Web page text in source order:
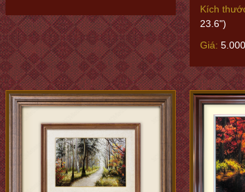
Kích
23.6")
Giá: